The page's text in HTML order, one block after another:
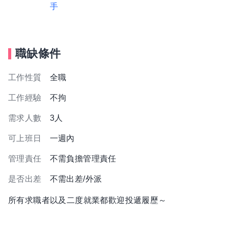
手
職缺條件
工作性質 全職
工作經驗 不拘
需求人數 3人
可上班日 一週內
管理責任 不需負擔管理責任
是否出差 不需出差/外派
所有求職者以及二度就業都歡迎投遞履歷～